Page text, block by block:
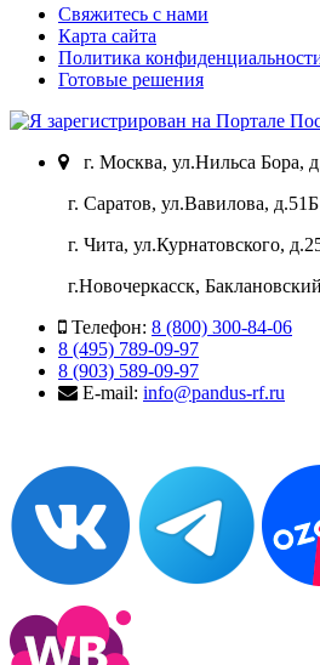
Свяжитесь с нами
Карта сайта
Политика
Готовые решения
г. Москва, ул.Нильса Бора,
г. Саратов, ул.Вавилова, д.51Б
г. Чита, ул.Курнатовского,
г.Новочеркасск, Баклановский
Телефон: 8 (800) 300-84-06
8 (495) 789-09-97
8 (903) 589-09-97
E-mail: info@pandus-rf.ru